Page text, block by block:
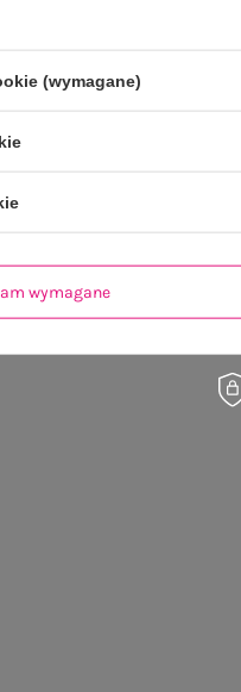
(wymagane)
wymagane